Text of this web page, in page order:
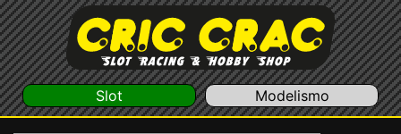
Slot Modelismo